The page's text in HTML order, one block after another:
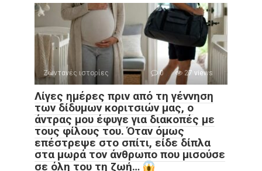
Ζωντανές ιστορίες 0 27 views
Λίγες ημέρες πριν από τη γέννηση
των δίδυμων κοριτσιών μας, ο
άντρας μου έφυγε για διακοπές με
τους φίλους του. Όταν όμως
επέστρεψε στο σπίτι, είδε δίπλα
στα μωρά τον άνθρωπο που μισούσε
σε όλη του τη ζωή…